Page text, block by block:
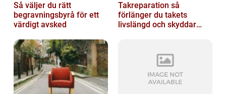
Så väljer du rätt
begravningsbyrå för ett
värdigt avsked
Takreparation så
förlänger du takets
livslängd och skyddar